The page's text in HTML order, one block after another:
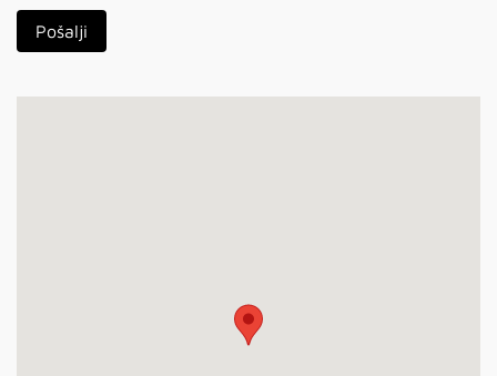
Pošalji